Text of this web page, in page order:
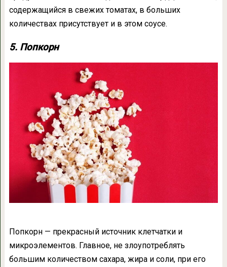
содержащийся в свежих томатах, в больших
количествах присутствует и в этом соусе.
5. Попкорн
Попкорн — прекрасный источник клетчатки и
микроэлементов. Главное, не злоупотреблять
большим количеством сахара, жира и соли, при его